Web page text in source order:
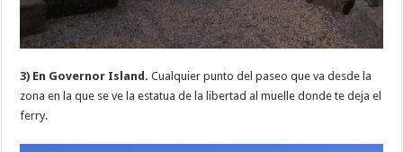
3) En Governor Island. Cualquier punto del paseo que va desde la
zona en la que se ve la estatua de la libertad al muelle donde te deja el
ferry.